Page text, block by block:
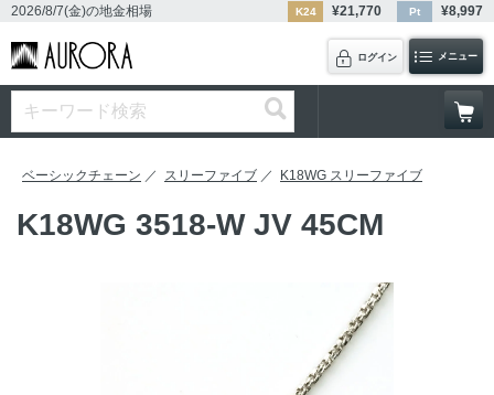
2026/8/7(金)の地金相場 K24 ¥21,770 Pt ¥8,997
ログイン メニュー
ベーシックチェーン スリーファイブ K18WG スリーファイブ
K18WG 3518-W JV 45CM